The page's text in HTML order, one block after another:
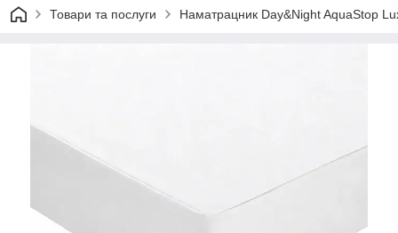
Товари та послуги Наматрацник Day&Night AquaStop